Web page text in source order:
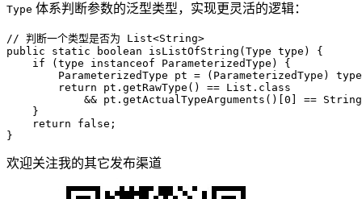
Type 体系判断参数的泛型类型，实现更灵活的逻辑：
// 判断一个类型是否为 List<String>
public
static boolean isListOfString (Type type)
{
if (type instanceof ParameterizedType) {
ParameterizedType
pt = (ParameterizedType)
return pt.getRawType() == List.class
            && pt.getActualTypeArguments()[
0 ] ==
    }
return
false ;
}
欢迎关注我的其它发布渠道